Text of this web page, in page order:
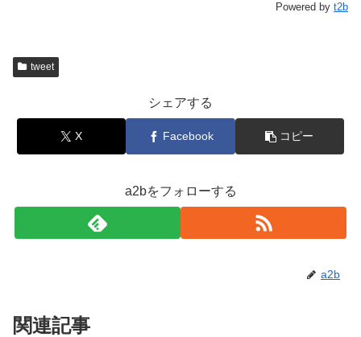
Powered by t2b
tweet
シェアする
X Facebook コピー
a2bをフォローする
a2b
関連記事